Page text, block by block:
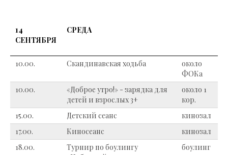
14
СЕНТЯБРЯ
СРЕДА
10.00. Скандинавская ходьба
около
ФОКа
10.00.
«Доброе утро!» - зарядка для
детей и взрослых 3+
около 1
кор.
15.00.
Детский сеанс
кинозал
17.00.
Киносеанс
кинозал
18.00.
Турнир по боулингу
боулинг